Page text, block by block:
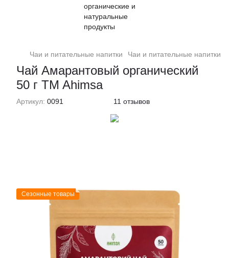
Чаи и питательные напитки Чаи и питательные напитки
Чай Амарантовый органический
50 г TM Ahimsa
Артикул: 0091 11 отзывов
Сезонные товары